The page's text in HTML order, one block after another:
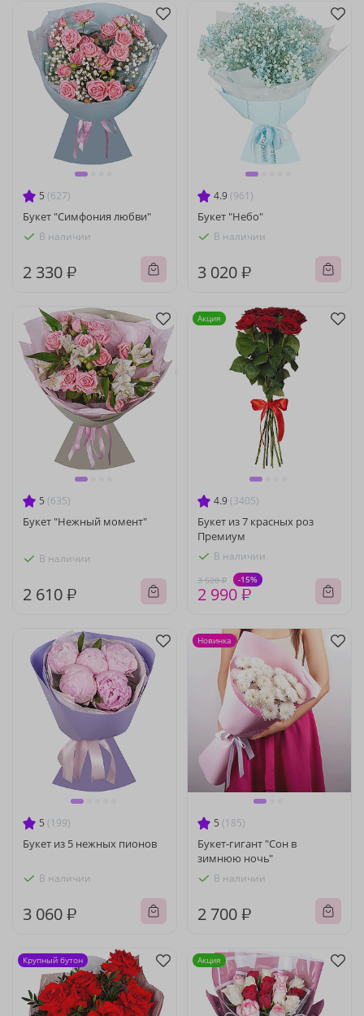
5 (627)
Букет "Симфония любви"
В наличии
2 330 ₽
4.9 (961)
Букет "Небо"
В наличии
3 020 ₽
5 (635)
Букет "Нежный момент"
В наличии
2 610 ₽
4.9 (3405)
Букет из 7 красных роз
Премиум
В наличии
3 520 ₽ -15%
2 990 ₽
Акция
5 (199)
Букет из 5 нежных пионов
В наличии
3 060 ₽
5 (185)
Букет-гигант "Сон в
зимнюю ночь"
В наличии
2 700 ₽
Новинка
Крупный бутон Акция